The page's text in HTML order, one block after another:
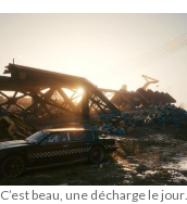
C’est beau, une décharge le jour…